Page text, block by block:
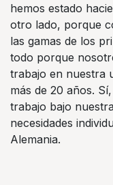
hemos estado
otro lado, porque
las gamas de los
todo porque
trabajo en nuestra
más de 20 años.
trabajo bajo
necesidades
Alemania.